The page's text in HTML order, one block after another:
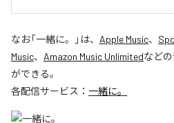
なお「一緒に。 」は、 Apple Music、
Music、 Amazon Music Unlimitedなど
ができる。
各配信サービス： 一緒に。